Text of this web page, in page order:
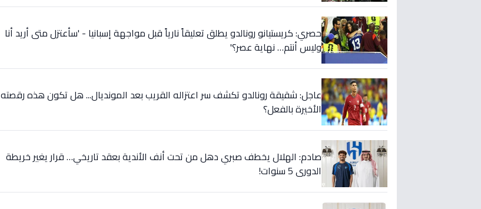
حصري: كريستيانو رونالدو يطلق تعليقاً نارياً قبل مواجهة إسبانيا - 'سأعتزل متى أريد أنا
وليس أنتم… نهاية عصر؟'
عاجل: شقيقة رونالدو تكشف سر اعتزاله القريب بعد المونديال... هل تكون هذه رقصته
الأخيرة بالفعل؟
صادم: الهلال يخطف صبري دهل من تحت أنف الأندية بعقد تاريخي… قرار يغير خريطة
الدوري 5 سنوات!